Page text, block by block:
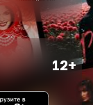
12+